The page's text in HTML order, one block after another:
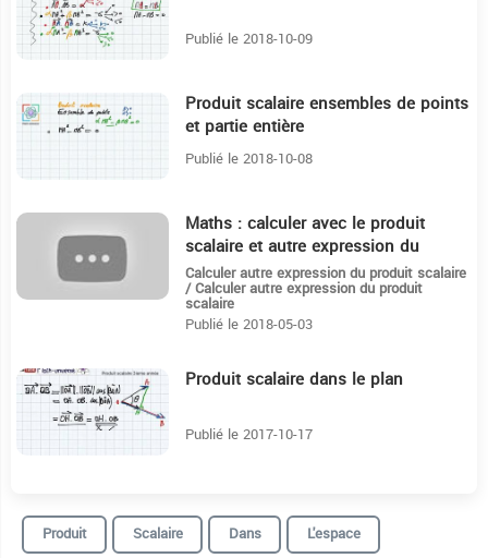
Publié le 2018-10-09
4:37 Produit scalaire ensembles de points
et partie entière
Publié le 2018-10-08
Maths : calculer avec le produit
scalaire et autre expression du
produit scalaire
Calculer autre expression du produit scalaire
/ Calculer autre expression du produit
scalaire
Publié le 2018-05-03
15:17 Produit scalaire dans le plan
Publié le 2017-10-17
Produit Scalaire Dans
L'espace